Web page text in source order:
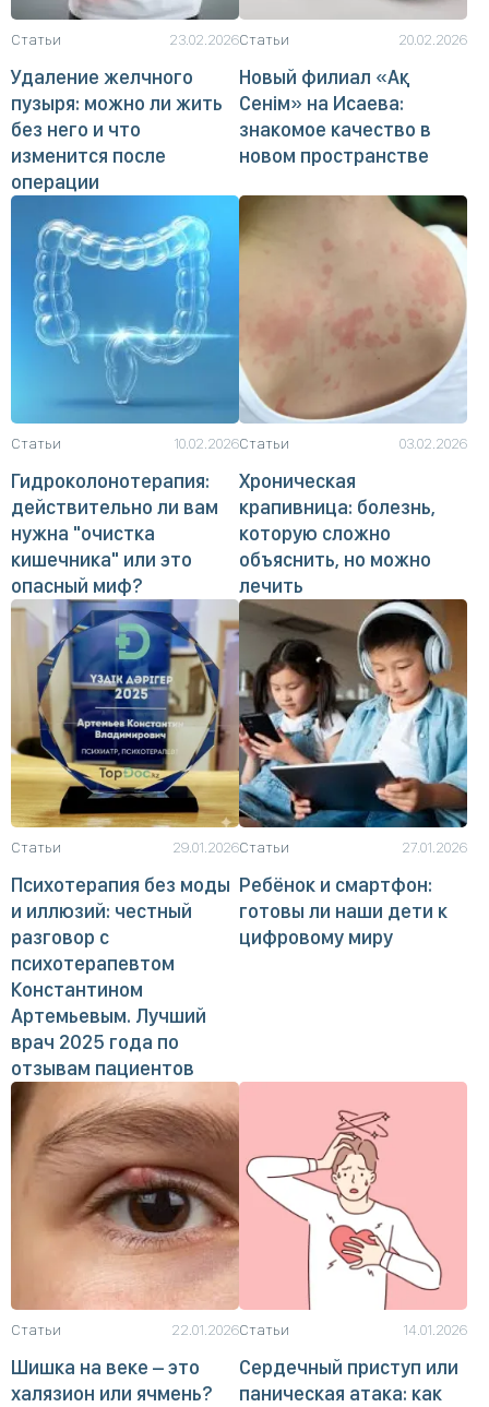
Статьи 23.02.2026
Удаление желчного
пузыря: можно ли жить
без него и что
изменится после
операции
Статьи 20.02.2026
Новый филиал «Ақ
Сенім» на Исаева:
знакомое качество в
новом пространстве
Статьи 10.02.2026
Гидроколонотерапия:
действительно ли вам
нужна "очистка
кишечника" или это
опасный миф?
Статьи 03.02.2026
Хроническая
крапивница: болезнь,
которую сложно
объяснить, но можно
лечить
Статьи 29.01.2026
Психотерапия без моды
и иллюзий: честный
разговор с
психотерапевтом
Константином
Артемьевым. Лучший
врач 2025 года по
отзывам пациентов
Статьи 27.01.2026
Ребёнок и смартфон:
готовы ли наши дети к
цифровому миру
Статьи 22.01.2026
Шишка на веке – это
халязион или ячмень?
Статьи 14.01.2026
Сердечный приступ или
паническая атака: как